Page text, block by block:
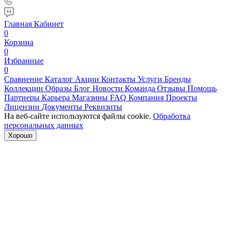
Главная Кабинет
0
Корзина
0
Избранные
0
Сравнение Каталог Акции Контакты Услуги Бренды
Коллекции Образы Блог Новости Команда Отзывы Помощь
Партнеры Карьера Магазины FAQ Компания Проекты
Лицензии Документы Реквизиты
На веб-сайте используются файлы cookie. Обработка
персональных данных
Хорошо